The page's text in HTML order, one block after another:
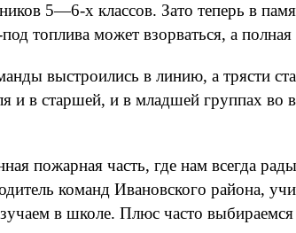
5—6-х классов. Зато теперь в
топлива может взорваться, а
выстроились в линию, а трясти
в старшей, и в младшей группах во
пожарная часть, где нам всегда
команд Ивановского района,
в школе. Плюс часто выбираемся